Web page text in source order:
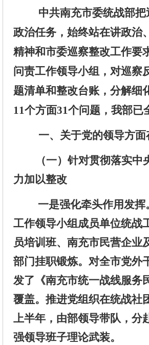
中共南充市委统战部
政治任务 ，始终站在讲政
精神和市委巡察整改工作要
问责工作领导小组，对巡察
题清单和整改台账，分解细
11个方面31个问题， 我部已
一、 关于党的领导方面
（一）针对贯彻落实中
力加以整改
一是强化牵头作用发挥
工作领导小组成员单位统战
员培训班、 南充市民营企业
部门挂职锻炼。对全市党外
发了《南充市统一战线服务
覆盖。 推进党组织在统战社
上半年，由部领导带队，分
强领导班子理论武装。